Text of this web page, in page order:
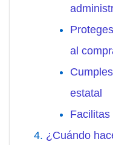
al
estatal
¿Cuándo